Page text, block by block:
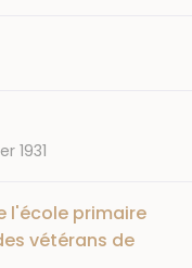
1931
l'école primaire
vétérans de